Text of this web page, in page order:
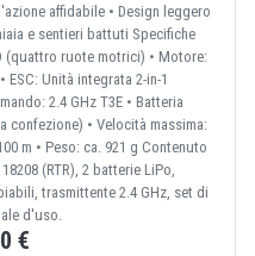
affidabile • Design leggero
e sentieri battuti Specifiche
(quattro ruote motrici) • Motore:
ESC: Unità integrata 2-in-1
2.4 GHz T3E • Batteria
confezione) • Velocità massima:
m • Peso: ca. 921 g Contenuto
(RTR), 2 batterie LiPo,
trasmittente 2.4 GHz, set di
d'uso.
€